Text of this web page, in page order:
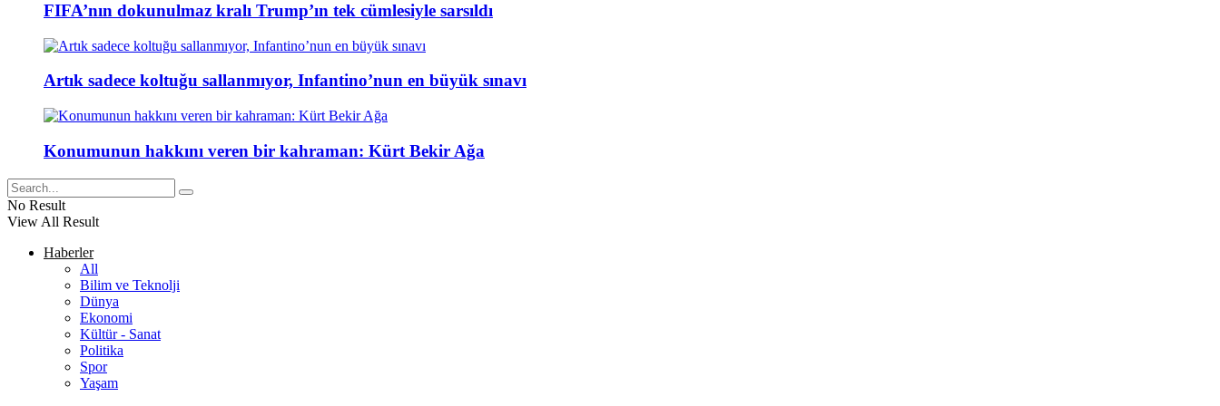
FIFA’nın dokunulmaz kralı Trump’ın tek cümlesiyle sarsıldı
Artık sadece koltuğu sallanmıyor, Infantino’nun en büyük sınavı
Konumunun hakkını veren bir kahraman: Kürt Bekir Ağa
No Result
View All Result
Haberler
All
Bilim ve Teknolji
Dünya
Ekonomi
Kültür - Sanat
Politika
Spor
Yaşam